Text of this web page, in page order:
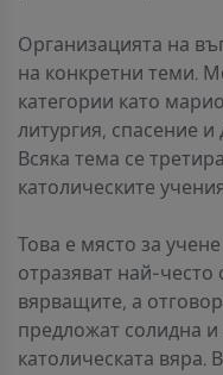
Организацията на
на конкретни теми.
категории като
литургия, спасение
Всяка тема се
католическите
Това е място за
отразяват най-
вярващите, а
предложат солидна и
католическата вяра.